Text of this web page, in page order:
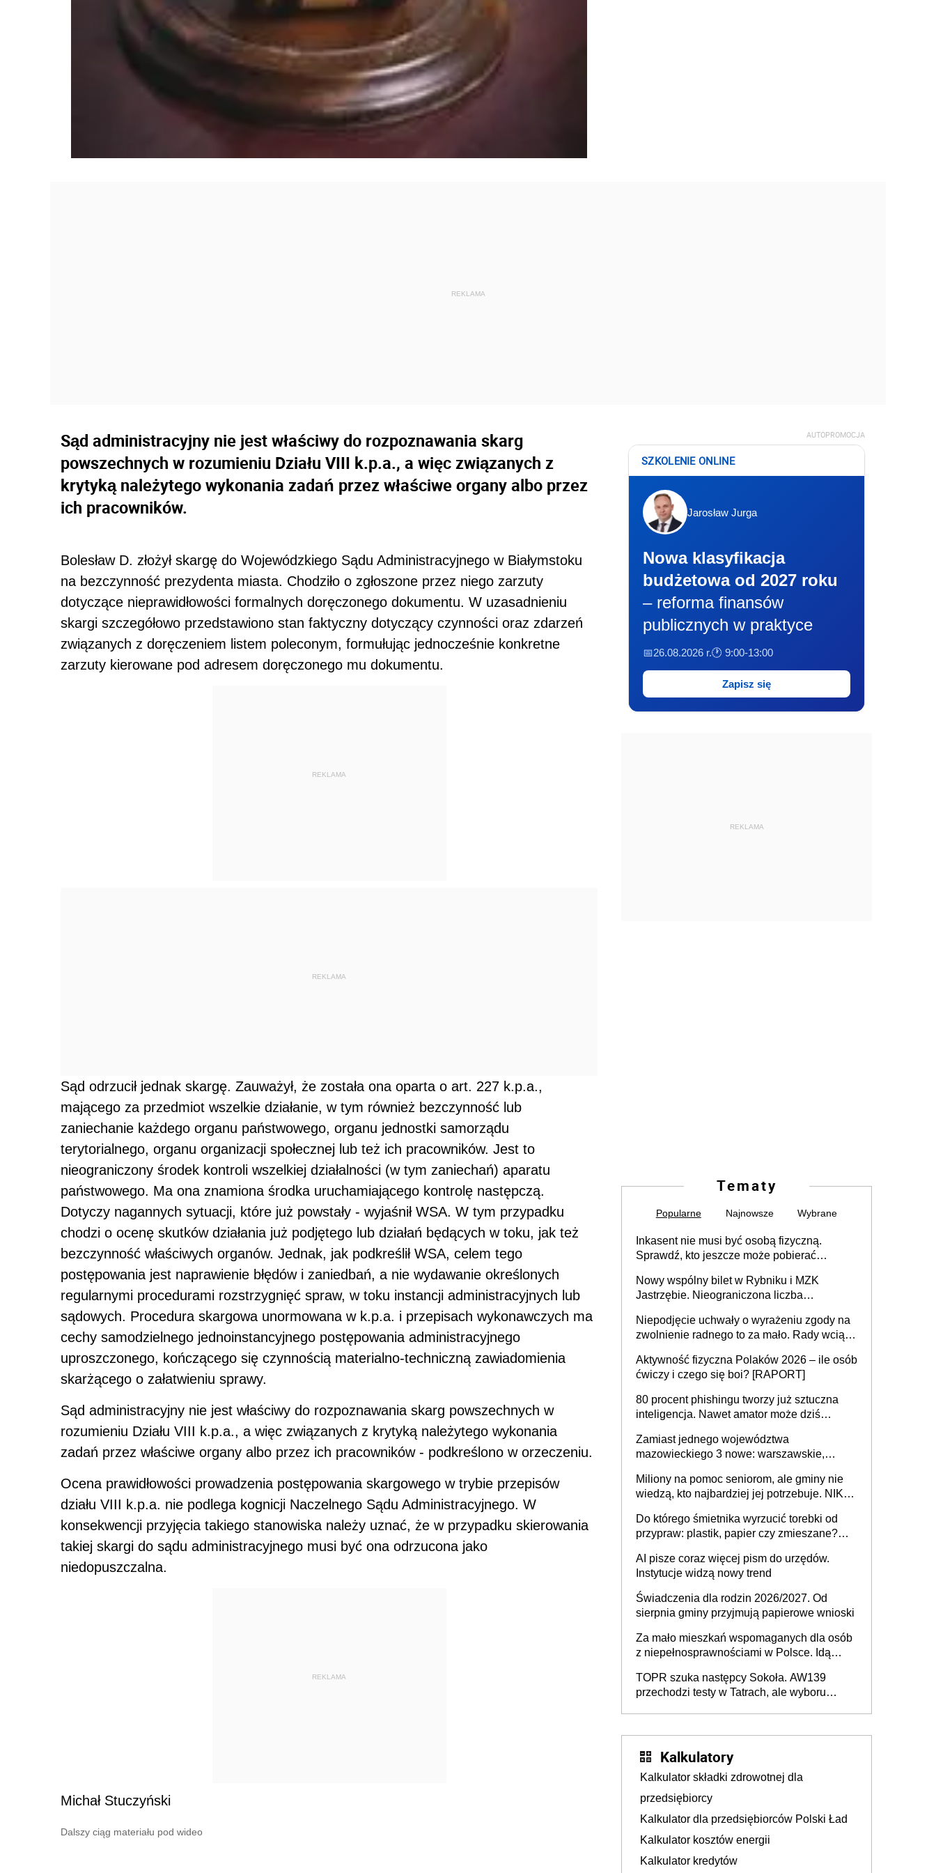
Sąd administracyjny nie jest właściwy do rozpoznawania skarg
powszechnych w rozumieniu Działu VIII k.p.a., a więc związanych z
krytyką należytego wykonania zadań przez właściwe organy albo przez
ich pracowników.
Bolesław D. złożył skargę do Wojewódzkiego Sądu Administracyjnego w Białymstoku
na bezczynność prezydenta miasta. Chodziło o zgłoszone przez niego zarzuty
dotyczące nieprawidłowości formalnych doręczonego dokumentu. W uzasadnieniu
skargi szczegółowo przedstawiono stan faktyczny dotyczący czynności oraz zdarzeń
związanych z doręczeniem listem poleconym, formułując jednocześnie konkretne
zarzuty kierowane pod adresem doręczonego mu dokumentu.
REKLAMA
REKLAMA
Sąd odrzucił jednak skargę. Zauważył, że została ona oparta o art. 227 k.p.a.,
mającego za przedmiot wszelkie działanie, w tym również bezczynność lub
zaniechanie każdego organu państwowego, organu jednostki samorządu
terytorialnego, organu organizacji społecznej lub też ich pracowników. Jest to
nieograniczony środek kontroli wszelkiej działalności (w tym zaniechań) aparatu
państwowego. Ma ona znamiona środka uruchamiającego kontrolę następczą.
Dotyczy nagannych sytuacji, które już powstały - wyjaśnił WSA. W tym przypadku
chodzi o ocenę skutków działania już podjętego lub działań będących w toku, jak też
bezczynność właściwych organów. Jednak, jak podkreślił WSA, celem tego
postępowania jest naprawienie błędów i zaniedbań, a nie wydawanie określonych
regularnymi procedurami rozstrzygnięć spraw, w toku instancji administracyjnych lub
sądowych. Procedura skargowa unormowana w k.p.a. i przepisach wykonawczych ma
cechy samodzielnego jednoinstancyjnego postępowania administracyjnego
uproszczonego, kończącego się czynnością materialno-techniczną zawiadomienia
skarżącego o załatwieniu sprawy.
Sąd administracyjny nie jest właściwy do rozpoznawania skarg powszechnych w
rozumieniu Działu VIII k.p.a., a więc związanych z krytyką należytego wykonania
zadań przez właściwe organy albo przez ich pracowników - podkreślono w orzeczeniu.
Ocena prawidłowości prowadzenia postępowania skargowego w trybie przepisów
działu VIII k.p.a. nie podlega kognicji Naczelnego Sądu Administracyjnego. W
konsekwencji przyjęcia takiego stanowiska należy uznać, że w przypadku skierowania
takiej skargi do sądu administracyjnego musi być ona odrzucona jako
niedopuszczalna.
REKLAMA
Michał Stuczyński
Dalszy ciąg materiału pod wideo
AUTOPROMOCJA
SZKOLENIE ONLINE
Jarosław Jurga
Nowa klasyfikacja
budżetowa od 2027 roku
– reforma finansów
publicznych w praktyce
📅26.08.2026 r.🕐 9:00-13:00
Zapisz się
REKLAMA
Tematy
Popularne Najnowsze Wybrane
Inkasent nie musi być osobą fizyczną.
Sprawdź, kto jeszcze może pobierać
Nowy wspólny bilet w Rybniku i MZK
Jastrzębie. Nieograniczona liczba
Niepodjęcie uchwały o wyrażeniu zgody na
zwolnienie radnego to za mało. Rady wciąż
rozstrzygać sprawy
Aktywność fizyczna Polaków 2026 – ile osób
ćwiczy i czego się boi? [RAPORT]
80 procent phishingu tworzy już sztuczna
inteligencja. Nawet amator może dziś
Zamiast jednego województwa
mazowieckiego 3 nowe: warszawskie,
Europie nie ma tak dużych jednostek
stołecznych
Miliony na pomoc seniorom, ale gminy nie
wiedzą, kto najbardziej jej potrzebuje. NIK
Do którego śmietnika wyrzucić torebki od
przypraw: plastik, papier czy zmieszane?
AI pisze coraz więcej pism do urzędów.
Instytucje widzą nowy trend
Świadczenia dla rodzin 2026/2027. Od
sierpnia gminy przyjmują papierowe wnioski
Za mało mieszkań wspomaganych dla osób
z niepełnosprawnościami w Polsce. Idą
TOPR szuka następcy Sokoła. AW139
przechodzi testy w Tatrach, ale wyboru
Kalkulatory
Kalkulator składki zdrowotnej dla
przedsiębiorcy
Kalkulator dla przedsiębiorców Polski Ład
Kalkulator kosztów energii
Kalkulator kredytów